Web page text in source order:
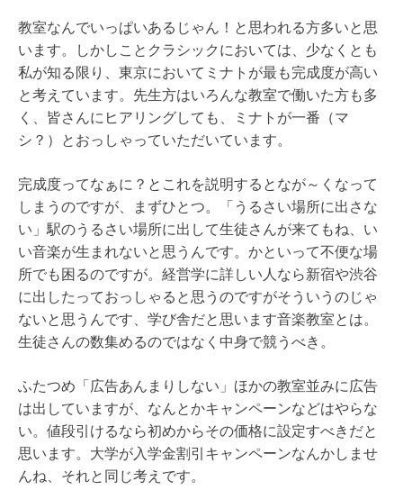
教室なんでいっぱいあるじゃん！と思われる方多いと思
います。しかしことクラシックにおいては、少なくとも
私が知る限り、東京においてミナトが最も完成度が高い
と考えています。先生方はいろんな教室で働いた方も多
く、皆さんにヒアリングしても、ミナトが一番（マ
シ？）とおっしゃっていただいています。
完成度ってなぁに？とこれを説明するとなが～くなって
しまうのですが、まずひとつ。「うるさい場所に出さな
い」駅のうるさい場所に出して生徒さんが来てもね、い
い音楽が生まれないと思うんです。かといって不便な場
所でも困るのですが。経営学に詳しい人なら新宿や渋谷
に出したっておっしゃると思うのですがそういうのじゃ
ないと思うんです、学び舎だと思います音楽教室とは。
生徒さんの数集めるのではなく中身で競うべき。
ふたつめ「広告あんまりしない」ほかの教室並みに広告
は出していますが、なんとかキャンペーンなどはやらな
い。値段引けるなら初めからその価格に設定すべきだと
思います。大学が入学金割引キャンペーンなんかしませ
んね、それと同じ考えです。